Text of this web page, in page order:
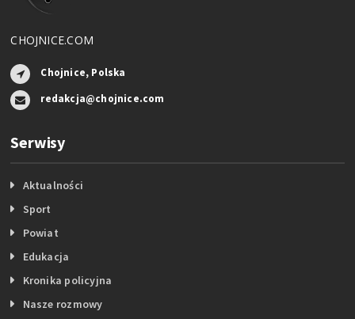
CHOJNICE.COM
Chojnice, Polska
redakcja@chojnice.com
Serwisy
Aktualności
Sport
Powiat
Edukacja
Kronika policyjna
Nasze rozmowy